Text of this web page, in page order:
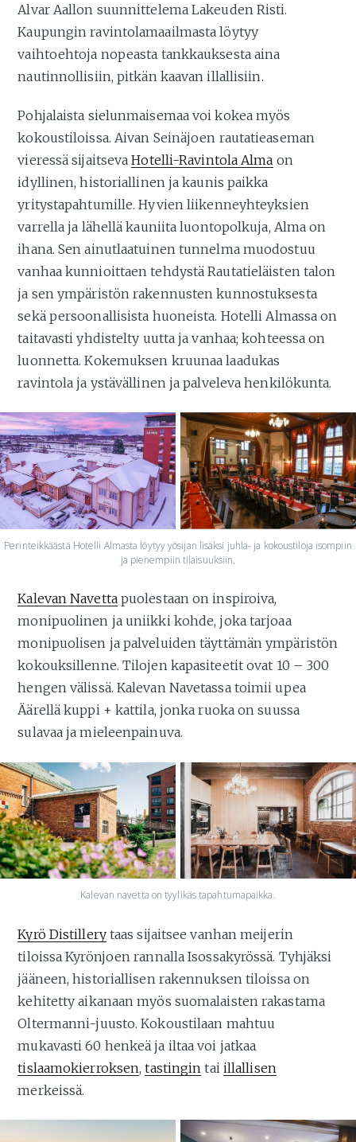
Alvar Aallon suunnittelema Lakeuden Risti.
Kaupungin ravintolamaailmasta löytyy
vaihtoehtoja nopeasta tankkauksesta aina
nautinnollisiin, pitkän kaavan illallisiin.
Pohjalaista sielunmaisemaa voi kokea myös
kokoustiloissa. Aivan Seinäjoen rautatieaseman
vieressä sijaitsevaHotelli-Ravintola Alma on
idyllinen, historiallinen ja kaunis paikka
yritystapahtumille. Hyvien liikenneyhteyksien
varrella ja lähellä kauniita luontopolkuja, Alma on
ihana. Sen ainutlaatuinen tunnelma muodostuu
vanhaa kunnioittaen tehdystä Rautatieläisten talon
ja sen ympäristön rakennusten kunnostuksesta
sekä persoonallisista huoneista. Hotelli Almassa on
taitavasti yhdistelty uutta ja vanhaa; kohteessa on
luonnetta. Kokemuksen kruunaa laadukas
ravintola ja ystävällinen ja palveleva henkilökunta.
Perinteikkäästä Hotelli Almasta löytyy yösijan lisäksi juhla- ja kokoustiloja isompiin
ja pienempiin tilaisuuksiin.
Kalevan Navettapuolestaan on inspiroiva,
monipuolinen ja uniikki kohde, joka tarjoaa
monipuolisen ja palveluiden täyttämän ympäristön
kokouksillenne. Tilojen kapasiteetit ovat 10 – 300
hengen välissä. Kalevan Navetassa toimii upea
Äärellä kuppi + kattila, jonka ruoka on suussa
sulavaa ja mieleenpainuva.
Kalevan navetta on tyylikäs tapahtumapaikka.
Kyrö Distillerytaas sijaitsee vanhan meijerin
tiloissa Kyrönjoen rannalla Isossakyrössä. Tyhjäksi
jääneen, historiallisen rakennuksen tiloissa on
kehitetty aikanaan myös suomalaisten rakastama
Oltermanni-juusto. Kokoustilaan mahtuu
mukavasti 60 henkeä ja iltaa voi jatkaa
tislaamokierroksen,tastingin tai illallisen
merkeissä.